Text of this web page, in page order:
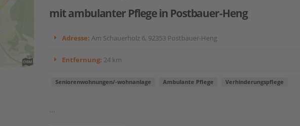
mit ambulanter Pflege in Postbauer-Heng
Adresse: Am Schauerholz 6, 92353 Postbauer-Heng
Entfernung: 24 km
Seniorenwohnungen/-wohnanlage Ambulante Pflege Verhinderungspflege
...